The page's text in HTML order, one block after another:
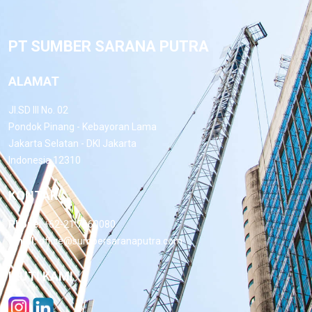
PT SUMBER SARANA PUTRA
ALAMAT
Jl.SD III No. 02
Pondok Pinang - Kebayoran Lama
Jakarta Selatan - DKI Jakarta
Indonesia 12310
KONTAK
Phone: +62-21 7660080
Email:office@sumbersaranaputra.com
IKUTI KAMI